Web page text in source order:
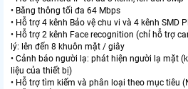
• Băng thông tối đa 64 Mbps
• Hỗ trợ 4 kênh Bảo vệ chu vi và 4 kênh SMD
• Hỗ trợ 2 kênh Face recognition (chỉ hỗ trợ
lý: lên đến 8 khuôn mặt / giây
• Cảnh báo người lạ: phát hiện người lạ mặt
liệu của thiết bị)
• Hỗ trợ tìm kiếm và phân loại theo mục tiêu